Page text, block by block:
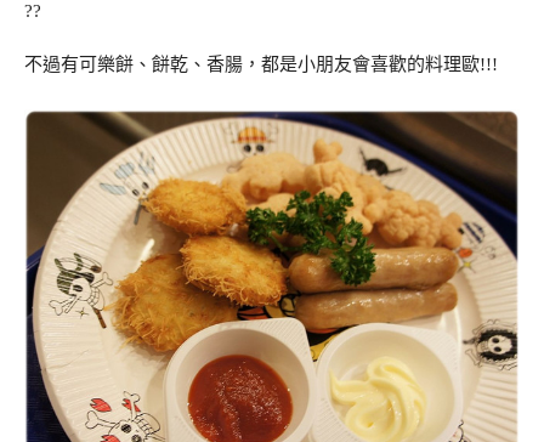
??
不過有可樂餅、餅乾、香腸，都是小朋友會喜歡的料理歐!!!